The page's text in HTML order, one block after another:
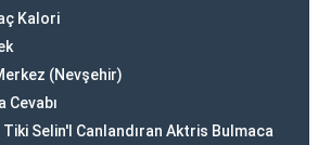
Kalori
(Nevşehir)
Cevabı
Tiki Selin'I Canlandıran Aktris Bulmaca